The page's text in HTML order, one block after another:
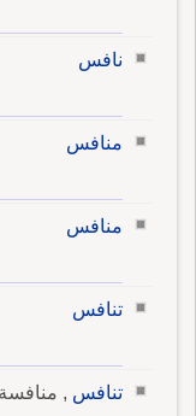
نافس
منافس
منافس
تنافس
تنافس , منافسة